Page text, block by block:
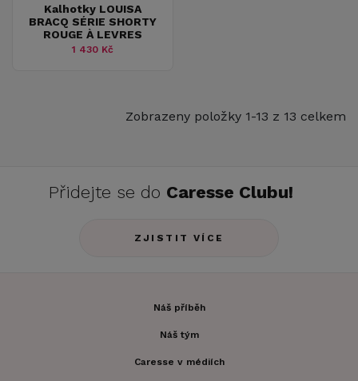
Kalhotky LOUISA
BRACQ SÉRIE SHORTY
ROUGE À LEVRES
1 430 Kč
Zobrazeny položky 1-13 z 13 celkem
Přidejte se do Caresse Clubu!
ZJISTIT VÍCE
Náš příběh
Náš tým
Caresse v médiích